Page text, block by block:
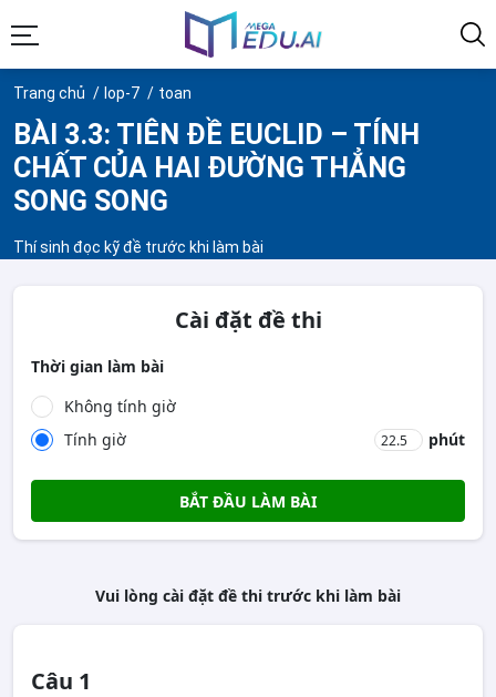
Trang chủ lop-7 toan
BÀI 3.3: TIÊN ĐỀ EUCLID – TÍNH
CHẤT CỦA HAI ĐƯỜNG THẲNG
SONG SONG
Thí sinh đọc kỹ đề trước khi làm bài
Cài đặt đề thi
Thời gian làm bài
Không tính giờ
Tính giờ
phút
BẮT ĐẦU LÀM BÀI
Vui lòng cài đặt đề thi trước khi làm bài
Câu 1